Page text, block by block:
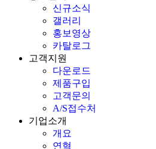
신규소식
갤러리
홍보영상
카탈로그
고객지원
다운로드
제품구입
고객문의
A/S접수처
기업소개
개요
연혁